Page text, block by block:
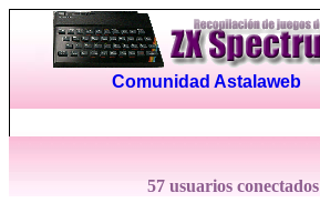
Comunidad Astalaweb
57 usuarios conectados